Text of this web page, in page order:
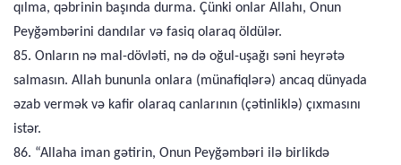
qılma, qəbrinin başında durma. Çünki onlar Allahı, Onun
Peyğəmbərini dandılar və fasiq olaraq öldülər.
85. Onların nə mal-dövləti, nə də oğul-uşağı səni heyrətə
salmasın. Allah bununla onlara (münafiqlərə) ancaq dünyada
əzab vermək və kafir olaraq canlarının (çətinliklə) çıxmasını
istər.
86. “Allaha iman gətirin, Onun Peyğəmbəri ilə birlikdə